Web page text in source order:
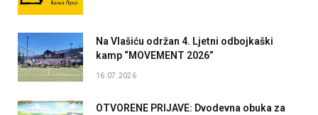
Na Vlašiću održan 4. Ljetni odbojkaški
kamp “MOVEMENT 2026”
16.07.2026
OTVORENE PRIJAVE: Dvodevna obuka za